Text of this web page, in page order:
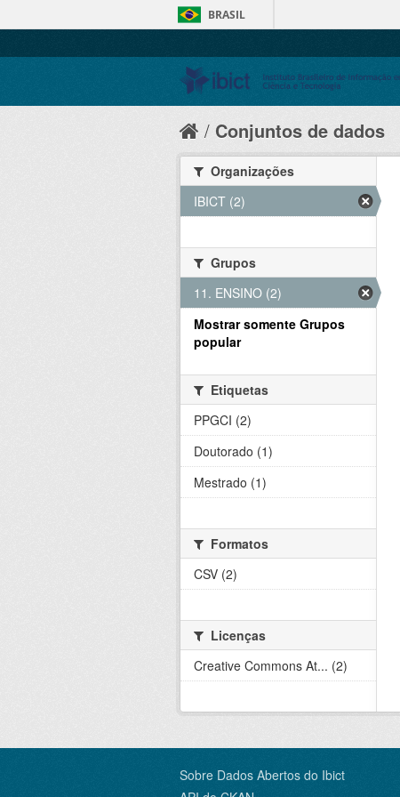
BRASIL
Conjuntos de dados
Organizações
IBICT (2)
Grupos
11. ENSINO (2)
Mostrar somente Grupos
popular
Etiquetas
PPGCI (2)
Doutorado (1)
Mestrado (1)
Formatos
CSV (2)
Licenças
Creative Commons At... (2)
Sobre Dados Abertos do Ibict